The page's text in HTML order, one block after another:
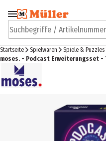
Zur Navigation
springen
Suchbegriffe / Artikelnummer
Startseite Spielwaren Spiele & Puzzles
moses. - Podcast Erweiterungsset -